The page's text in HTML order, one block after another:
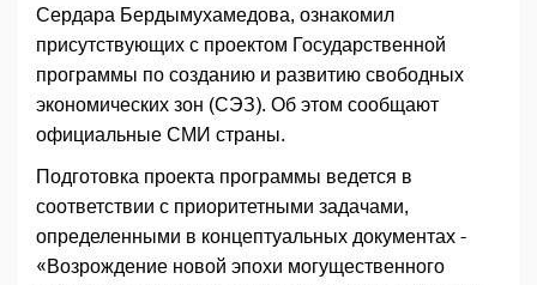
Сердара Бердымухамедова, ознакомил
присутствующих с проектом Государственной
программы по созданию и развитию свободных
экономических зон (СЭЗ). Об этом сообщают
официальные СМИ страны.
Подготовка проекта программы ведется в
соответствии с приоритетными задачами,
определенными в концептуальных документах -
«Возрождение новой эпохи могущественного